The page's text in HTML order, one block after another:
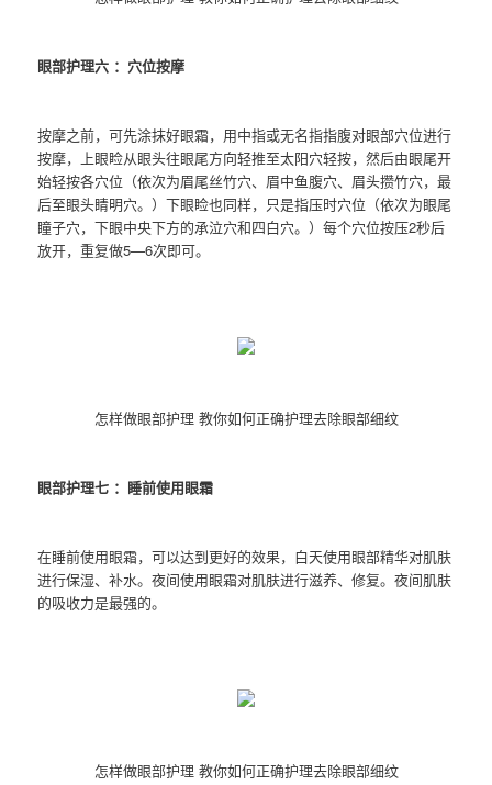
眼部护理六 ：穴位按摩
按摩之前，可先涂抹好眼霜，用中指或无名指指腹对眼部穴位进行
按摩，上眼睑从眼头往眼尾方向轻推至太阳穴轻按，然后由眼尾开
始轻按各穴位（依次为眉尾丝竹穴、眉中鱼腹穴、眉头攒竹穴，最
后至眼头睛明穴。）下眼睑也同样，只是指压时穴位（依次为眼尾
瞳子穴，下眼中央下方的承泣穴和四白穴。）每个穴位按压2秒后
放开，重复做5—6次即可。
怎样做眼部护理 教你如何正确护理去除眼部细纹
眼部护理七 ：睡前使用眼霜
在睡前使用眼霜，可以达到更好的效果，白天使用眼部精华对肌肤
进行保湿、补水。夜间使用眼霜对肌肤进行滋养、修复。夜间肌肤
的吸收力是最强的。
怎样做眼部护理 教你如何正确护理去除眼部细纹